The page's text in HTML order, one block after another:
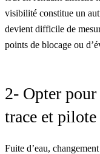
visibilité constitue un
devient difficile de
points de blocage ou
2- Opter
trace et pilote
Fuite d’eau,